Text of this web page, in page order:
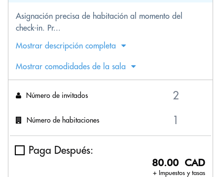
Asignación precisa de habitación al momento del
check-in. Pr...
Mostrar descripción completa
Mostrar comodidades de la sala
Número de invitados
Número de habitaciones
Paga Después:
80.00 CAD
+ Impuestos y tasas